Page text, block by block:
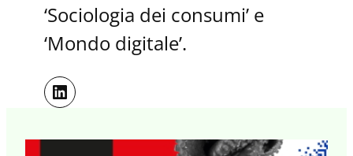
‘Sociologia dei consumi’ e
‘Mondo digitale’.
LinkedIn